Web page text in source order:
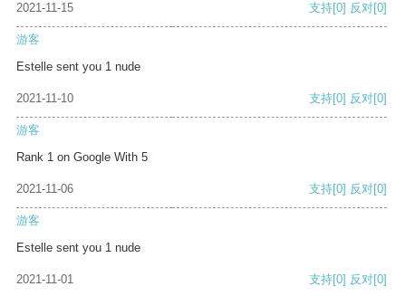
2021-11-15 支持[0] 反对[0]
游客
Estelle sent you 1 nude
2021-11-10 支持[0] 反对[0]
游客
Rank 1 on Google With 5
2021-11-06 支持[0] 反对[0]
游客
Estelle sent you 1 nude
2021-11-01 支持[0] 反对[0]